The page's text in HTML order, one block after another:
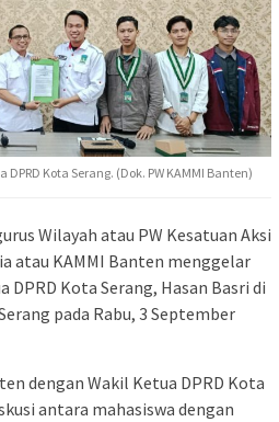
Kota Serang. (Dok. PW KAMMI Banten)
Wilayah atau PW Kesatuan Aksi
atau KAMMI Banten menggelar
DPRD Kota Serang, Hasan Basri di
pada Rabu, 3 September
dengan Wakil Ketua DPRD Kota
antara mahasiswa dengan